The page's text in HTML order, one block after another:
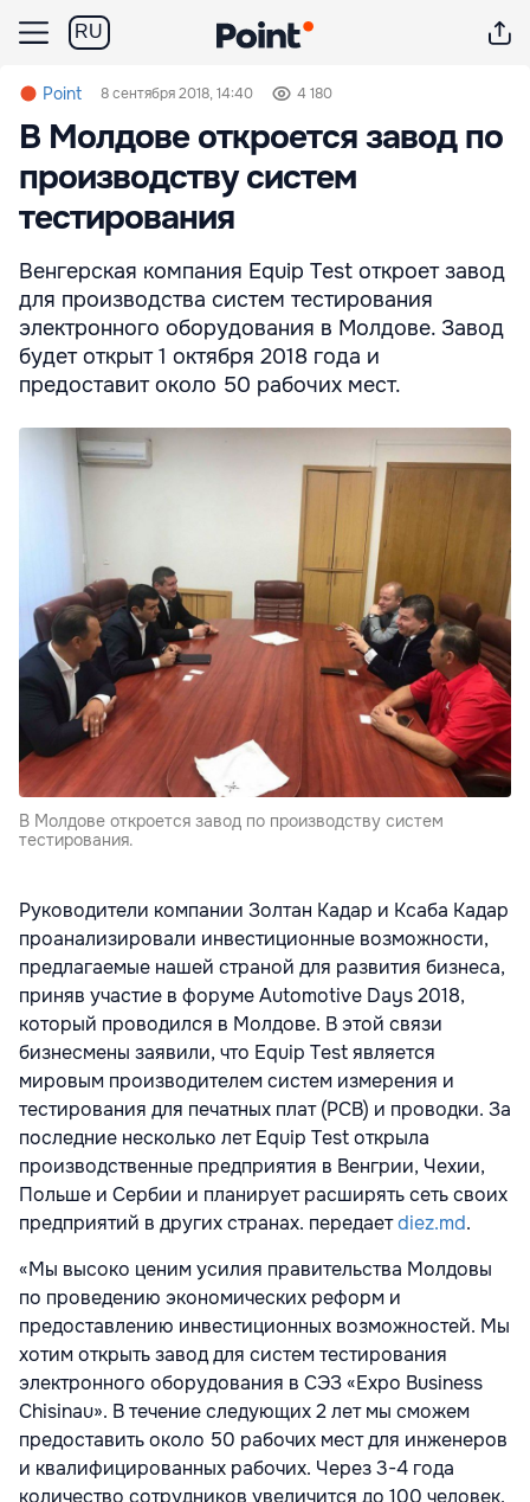
RU
Point 8 сентября 2018, 14:40 4 180
В Молдове откроется завод по
производству систем
тестирования
Венгерская компания Equip Test откроет завод
для производства систем тестирования
электронного оборудования в Молдове. Завод
будет открыт 1 октября 2018 года и
предоставит около 50 рабочих мест.
В Молдове откроется завод по производству систем
тестирования.
Руководители компании Золтан Кадар и Ксаба Кадар
проанализировали инвестиционные возможности,
предлагаемые нашей страной для развития бизнеса,
приняв участие в форуме Automotive Days 2018,
который проводился в Молдове. В этой связи
бизнесмены заявили, что Equip Test является
мировым производителем систем измерения и
тестирования для печатных плат (PCB) и проводки. За
последние несколько лет Equip Test открыла
производственные предприятия в Венгрии, Чехии,
Польше и Сербии и планирует расширять сеть своих
предприятий в других странах. передаетdiez.md.
«Мы высоко ценим усилия правительства Молдовы
по проведению экономических реформ и
предоставлению инвестиционных возможностей. Мы
хотим открыть завод для систем тестирования
электронного оборудования в СЭЗ «Expo Business
Chisinau». В течение следующих 2 лет мы сможем
предоставить около 50 рабочих мест для инженеров
и квалифицированных рабочих. Через 3-4 года
количество сотрудников увеличится до 100 человек.